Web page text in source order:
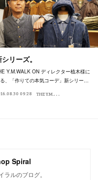
シリーズ。
Y.M.WALK ON ディレクター植木様に
、「作りての本気コーデ」新シリー…
09:28
T
HE Y.M.WALK ON
Spiral
ルのブログ。